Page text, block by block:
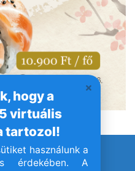
hogy a
virtuális
tartozol!
használunk a
érdekében. A
jog fenntartva!